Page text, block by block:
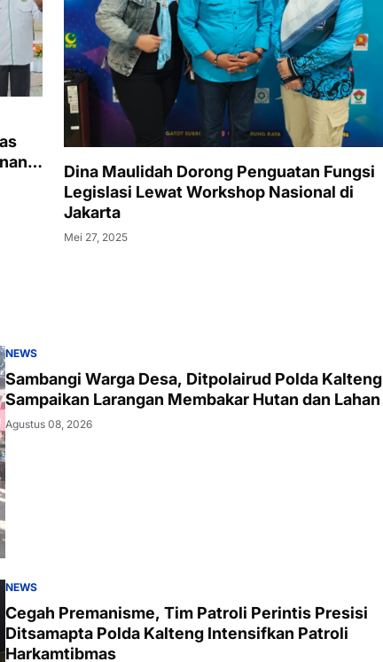
Dina Maulidah Dorong Penguatan Fungsi
Legislasi Lewat Workshop Nasional di
Jakarta
Mei 27, 2025
NEWS
Sambangi Warga Desa, Ditpolairud Polda Kalteng
Sampaikan Larangan Membakar Hutan dan Lahan
Agustus 08, 2026
NEWS
Cegah Premanisme, Tim Patroli Perintis Presisi
Ditsamapta Polda Kalteng Intensifkan Patroli
Harkamtibmas